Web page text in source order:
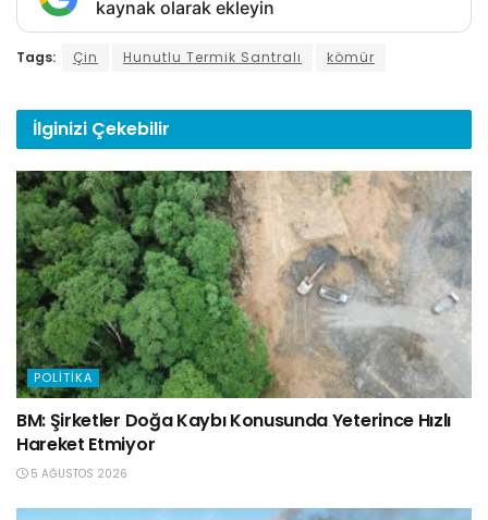
kaynak olarak ekleyin
Tags: Çin Hunutlu Termik Santralı kömür
İlginizi Çekebilir
POLITIKA
BM: Şirketler Doğa Kaybı Konusunda Yeterince Hızlı
Hareket Etmiyor
5 AĞUSTOS 2026